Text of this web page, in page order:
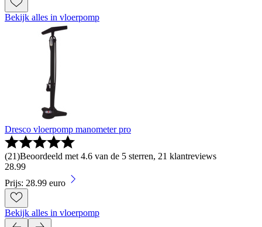
Bekijk alles in vloerpomp
Dresco vloerpomp manometer pro
(21)Beoordeeld met 4.6 van de 5 sterren, 21 klantreviews
28.99
Prijs: 28.99 euro
Bekijk alles in vloerpomp